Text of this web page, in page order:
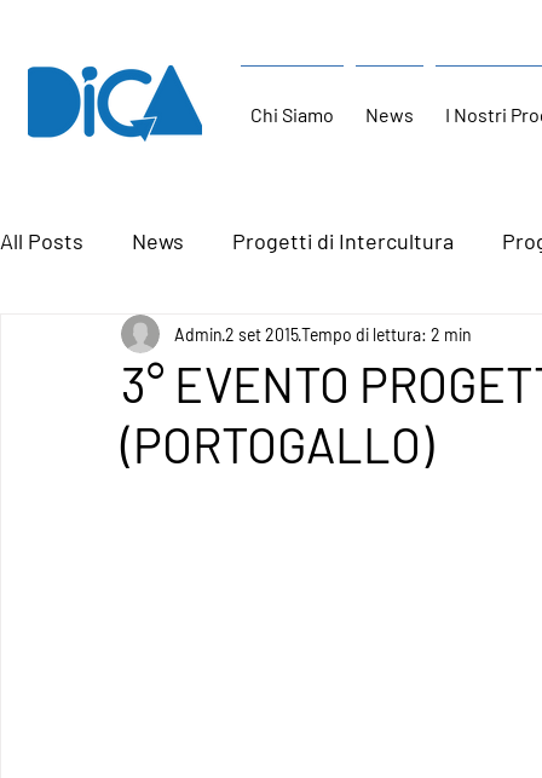
Chi Siamo News I Nostri
All Posts News Progetti di Intercultura
3° EVENTO
(PORTOGALLO)
Admin2 set 2015Tempo di lettura: 2 min